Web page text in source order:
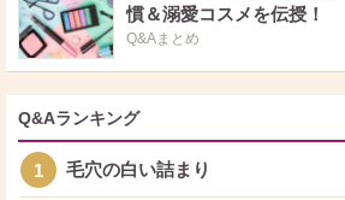
慣＆溺愛コスメを伝授！
Q&Aまとめ
Q&Aランキング
1 毛穴の白い詰まり